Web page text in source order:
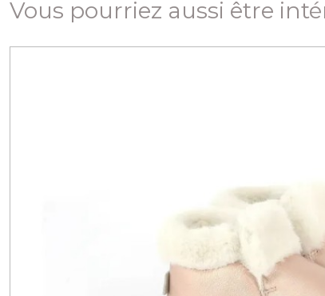
Vous pourriez aussi être